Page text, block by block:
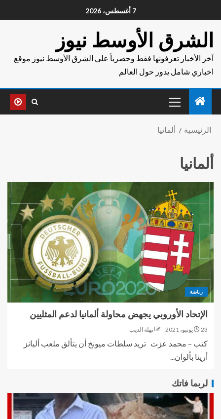
7 أغسطس، 2026
الشرق الأوسط نيوز
آخر الأخبار تعرفونها فقط وحصرياً على الشرق الأوسط نيوز موقع
اخباري شامل يدور حول العالم
الرئيسية ألمانيا
ألمانيا
رياضة
الإتحاد الأوروبي يجهض محاولة ألمانيا لدعم المثليين
23 يونيو، 2021 نهلة الديب
كتب – محمد عزت تريد سلطات ميونخ أن يتألق ملعب أليانز
أرينا بألوان...
لربما فاتك